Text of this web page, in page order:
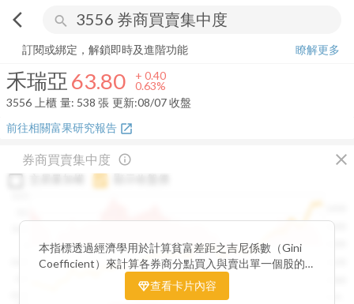
arrow_back_ios search
禾瑞亞 63.80 + 0.63%
訂閱或綁定，解鎖即時及進階功能
瞭解更多
禾瑞亞 63.80 + 0.40
0.63%
3556 上櫃 量: 538 張 更新:08/07 收盤
前往相關富果研究報告 open_in_new
券商買賣集中度 close
info_outline
1300
本指標透過經濟學用於計算貧富差距之吉尼係數（Gini
Coefficient）來計算各券商分點買入與賣出單一個股的
集中程度。可做為籌碼面分析的一個重要參考。
查看卡片內容